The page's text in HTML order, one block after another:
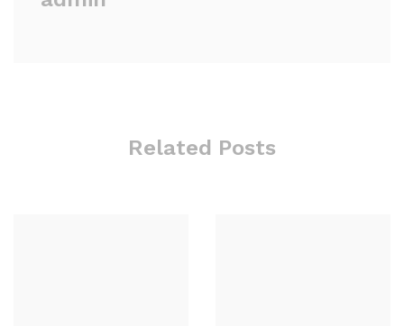
Related Posts